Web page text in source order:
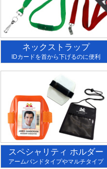
ネックストラップ
IDカードを首から下げるのに便利
スペシャリティ ホルダー
アームバンドタイプやマルチタイプ